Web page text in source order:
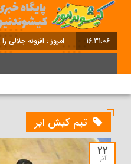
16:31:06 امروز : افزونه جلالی
تیم کیش ایر
22
آذر